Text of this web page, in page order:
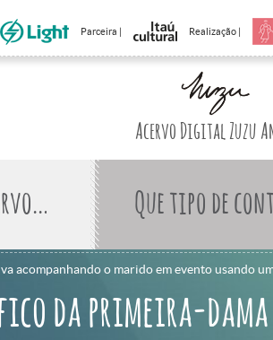
Parceira | Realização |
Acervo Digital Zuzu
Que tipo de
acompanhando o marido em evento usando
da primeira-dama